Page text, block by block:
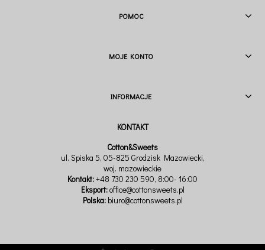
POMOC
MOJE KONTO
INFORMACJE
Cotton&Sweets
ul. Spiska 5, 05-825 Grodzisk Mazowiecki,
woj. mazowieckie
Kontakt:+48 730 230 590, 8:00- 16:00
Eksport:office@cottonsweets.pl
Polska: biuro@cottonsweets.pl